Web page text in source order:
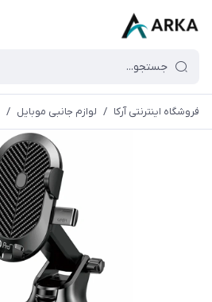
فروشگاه اینترنتی آرکا / لوازم جانبی موبایل /